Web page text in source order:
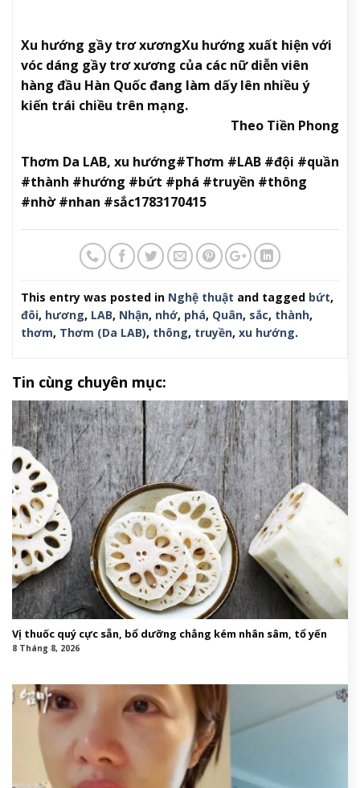
Xu hướng gầy trơ xươngXu hướng xuất hiện với
vóc dáng gầy trơ xương của các nữ diễn viên
hàng đầu Hàn Quốc đang làm dấy lên nhiều ý
kiến trái chiều trên mạng.
Theo Tiền Phong
Thơm Da LAB, xu hướng#Thơm #LAB #đội #quần
#thành #hướng #bứt #phá #truyền #thông
#nhờ #nhan #sắc1783170415
This entry was posted in Nghệ thuật and tagged bứt,
đôi, hương, LAB, Nhận, nhớ, phá, Quân, sắc, thành,
thơm, Thơm (Da LAB), thông, truyền, xu hướng.
Tin cùng chuyên mục:
Vị thuốc quý cực sẵn, bổ dưỡng chẳng kém nhân sâm, tổ yến
8 Tháng 8, 2026